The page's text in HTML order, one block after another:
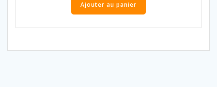
Ajouter au panier